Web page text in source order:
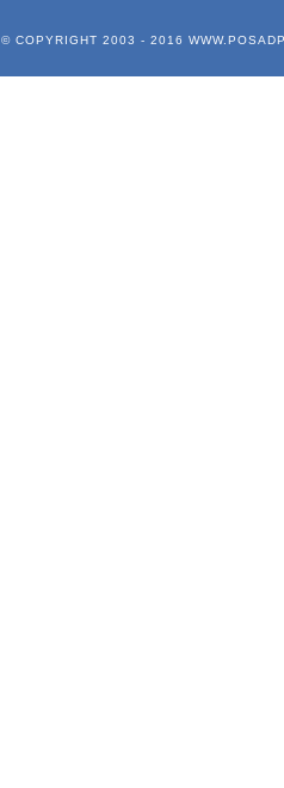
© COPYRIGHT 2003 - 2016